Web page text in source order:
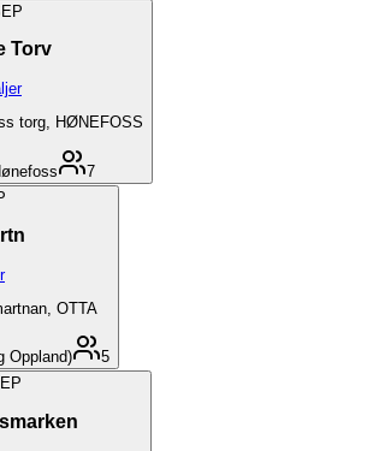
Torv
torg, HØNEFOSS
7
OTTA
Oppland)
5